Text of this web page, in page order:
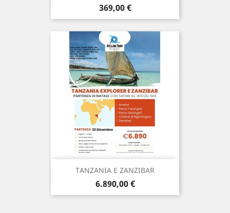
Prezzo
369,00 €
TANZANIA E ZANZIBAR
Prezzo
6.890,00 €